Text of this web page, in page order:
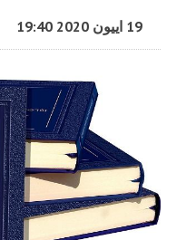
19 اییون 2020 19:40